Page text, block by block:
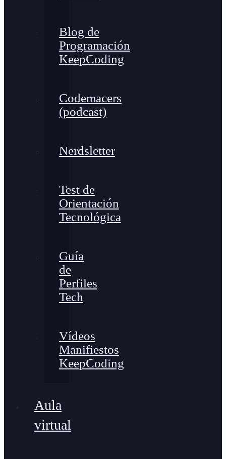
Blog de
Programación
KeepCoding
Codemacers
(podcast)
Nerdsletter
Test de
Orientación
Tecnológica
Guía
de
Perfiles
Tech
Vídeos
Manifiestos
KeepCoding
Aula
virtual